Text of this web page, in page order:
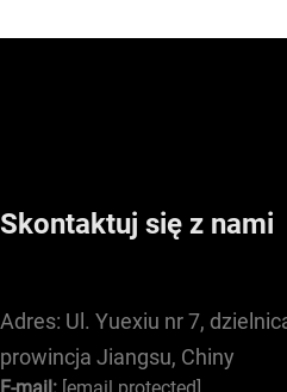
Skontaktuj się z nami
Adres: Ul. Yuexiu nr 7,
prowincja Jiangsu, Chiny